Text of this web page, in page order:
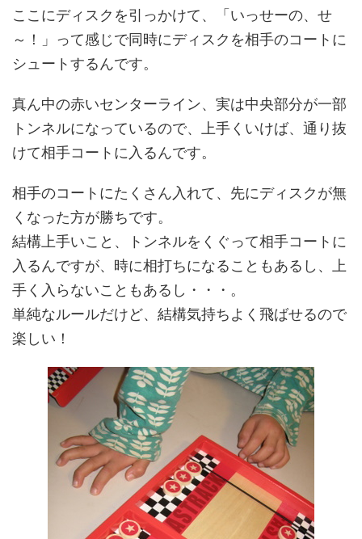
ここにディスクを引っかけて、「いっせーの、せ
～！」って感じで同時にディスクを相手のコートに
シュートするんです。
真ん中の赤いセンターライン、実は中央部分が一部
トンネルになっているので、上手くいけば、通り抜
けて相手コートに入るんです。
相手のコートにたくさん入れて、先にディスクが無
くなった方が勝ちです。
結構上手いこと、トンネルをくぐって相手コートに
入るんですが、時に相打ちになることもあるし、上
手く入らないこともあるし・・・。
単純なルールだけど、結構気持ちよく飛ばせるので
楽しい！